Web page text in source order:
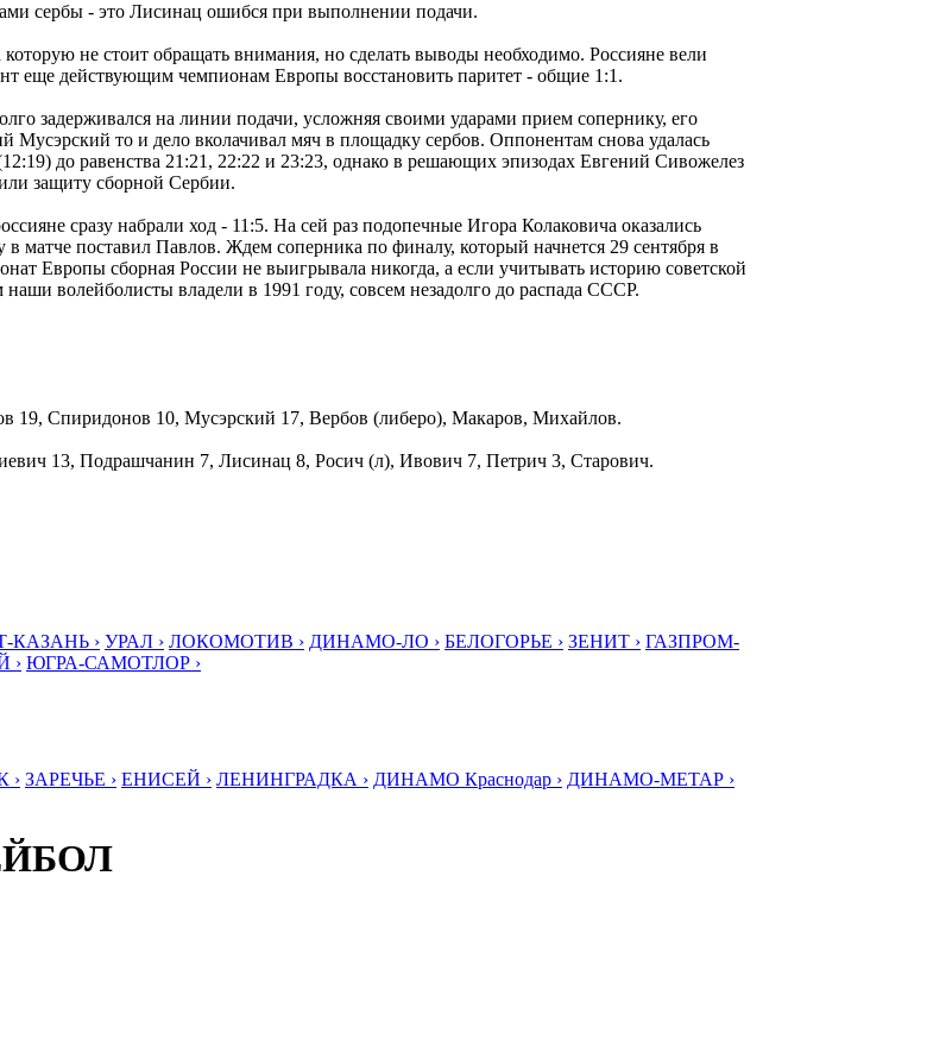
сербы - это Лисинац ошибся при выполнении подачи.
не стоит обращать внимания, но сделать выводы необходимо. Россияне вели
еще действующим чемпионам Европы восстановить паритет - общие 1:1.
задерживался на линии подачи, усложняя своими ударами прием сопернику, его
Мусэрский то и дело вколачивал мяч в площадку сербов. Оппонентам снова удалась
до равенства 21:21, 22:22 и 23:23, однако в решающих эпизодах Евгений Сивожелез
защиту сборной Сербии.
сразу набрали ход - 11:5. На сей раз подопечные Игора Колаковича оказались
матче поставил Павлов. Ждем соперника по финалу, который начнется 29 сентября в
Европы сборная России не выигрывала никогда, а если учитывать историю советской
волейболисты владели в 1991 году, совсем незадолго до распада СССР.
19, Спиридонов 10, Мусэрский 17, Вербов (либеро), Макаров, Михайлов.
13, Подрашчанин 7, Лисинац 8, Росич (л), Ивович 7, Петрич 3, Старович.
КАЗАНЬ › УРАЛ › ЛОКОМОТИВ › ДИНАМО-ЛО › БЕЛОГОРЬЕ › ЗЕНИТ › ГАЗПРОМ-
› ЮГРА-САМОТЛОР ›
› ЗАРЕЧЬЕ › ЕНИСЕЙ › ЛЕНИНГРАДКА › ДИНАМО Краснодар › ДИНАМО-МЕТАР ›